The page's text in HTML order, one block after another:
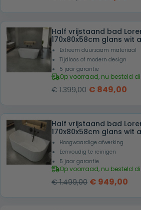
was:
€ 1.799,00.
is:
€
Half vrijstaand bad
170x80x58cm glans wit
Extreem duurzaam materiaal
Tijdloos of modern design
5 jaar garantie
Op voorraad, nu besteld
€1.399,00
was:
€ 1.399,00.
€ 849,00
is:
€
Half vrijstaand bad
170x80x58cm glans wit
Hoogwaardige afwerking
Eenvoudig te reinigen
5 jaar garantie
Op voorraad, nu besteld
€1.499,00 € 949,00